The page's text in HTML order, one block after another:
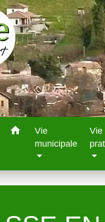
home
Vie
municipale
Vie